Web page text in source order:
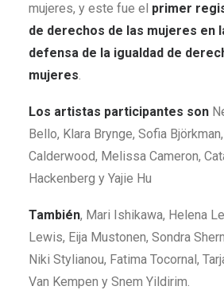
mujeres, y este fue el primer
de derechos de las mujeres en
defensa de la igualdad de
mujeres.
Los artistas participantes son
Bello, Klara Brynge, Sofia
Calderwood, Melissa Cameron,
Hackenberg y Yajie Hu
También, Mari Ishikawa, Helena
Lewis, Eija Mustonen, Sondra
Niki Stylianou, Fatima Tocornal,
Van Kempen y Snem Yildirim.